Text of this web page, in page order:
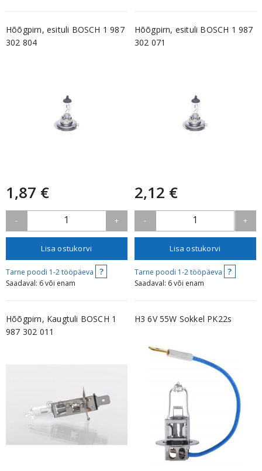
Hõõgpirn, esituli BOSCH 1 987
302 804
1,87 €
- 1 +
Lisa ostukorvi
Tarne poodi 1-2 tööpäeva ?
Saadaval: 6 või enam
Hõõgpirn, esituli BOSCH 1 987
302 071
2,12 €
- 1 +
Lisa ostukorvi
Tarne poodi 1-2 tööpäeva ?
Saadaval: 6 või enam
Hõõgpirn, Kaugtuli BOSCH 1
987 302 011
H3 6V 55W Sokkel PK22s